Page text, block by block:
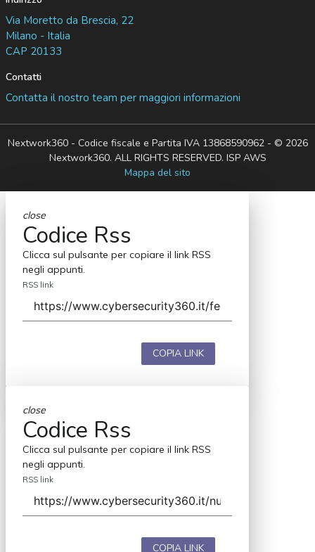
Via Moretto da Brescia, 22
Milano - Italia
CAP 20133
Contatti
Contatta il nostro team per maggiori informazioni
Nextwork360 - Codice fiscale e Partita IVA 13868590962 - © 2026
Nextwork360. ALL RIGHTS RESERVED. ISP AWS
Mappa del sito
close
Codice Rss
Clicca sul pulsante per copiare il link RSS
negli appunti.
RSS link
COPIA LINK
close
Codice Rss
Clicca sul pulsante per copiare il link RSS
negli appunti.
RSS link
COPIA LINK